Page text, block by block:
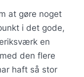
at gøre noget
i det gode,
en
den flere
haft så stor